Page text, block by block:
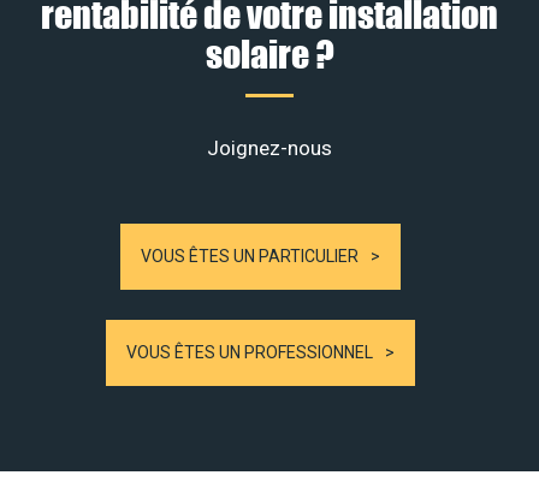
rentabilité de votre installation
solaire ?
Joignez-nous
VOUS ÊTES UN PARTICULIER
VOUS ÊTES UN PROFESSIONNEL